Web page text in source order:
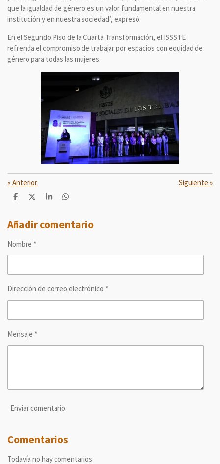
que la igualdad de género es un valor fundamental en nuestra
institución y en nuestra sociedad”, expresó.
En el Segundo Piso de la Cuarta Transformación, el ISSSTE
refrenda el compromiso de trabajar por espacios con equidad de
género para todas las mujeres.
« Anterior Siguiente »
C
p
a
t
C
p
a
C
p
a
C
p
a
Añadir comentario
Nombre *
Dirección de correo electrónico *
Mensaje *
Enviar comentario
Comentarios
Todavía no hay comentarios